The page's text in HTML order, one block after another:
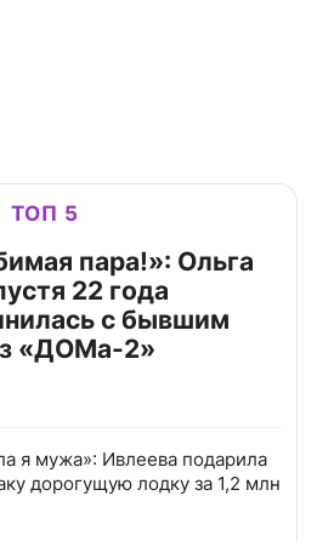
ТОП 5
пара!»: Ольга
22 года
с бывшим
«ДОМа-2»
я мужа»: Ивлеева подарила
дорогущую лодку за 1,2 млн